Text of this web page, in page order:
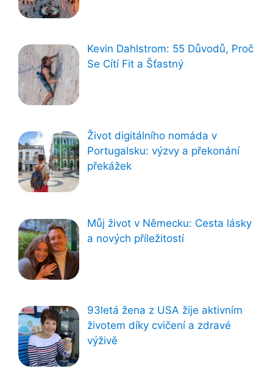
Kevin Dahlstrom: 55 Důvodů, Proč
Se Cítí Fit a Šťastný
Život digitálního nomáda v
Portugalsku: výzvy a překonání
překážek
Můj život v Německu: Cesta lásky
a nových příležitostí
93letá žena z USA žije aktivním
životem díky cvičení a zdravé
výživě